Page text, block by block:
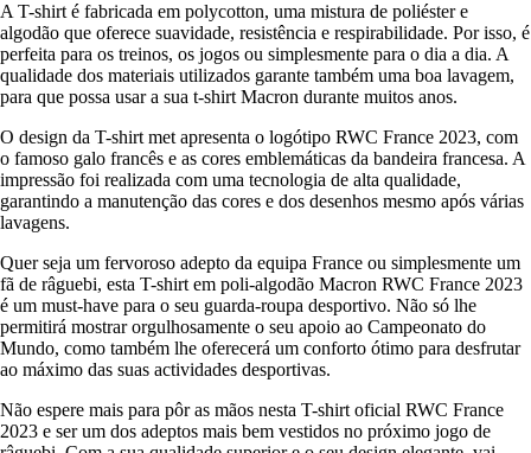
A T-shirt é fabricada em polycotton, uma mistura de poliéster e
algodão que oferece suavidade, resistência e respirabilidade. Por isso, é
perfeita para os treinos, os jogos ou simplesmente para o dia a dia. A
qualidade dos materiais utilizados garante também uma boa lavagem,
para que possa usar a sua t-shirt Macron durante muitos anos.
O design da T-shirt met apresenta o logótipo RWC France 2023, com
o famoso galo francês e as cores emblemáticas da bandeira francesa. A
impressão foi realizada com uma tecnologia de alta qualidade,
garantindo a manutenção das cores e dos desenhos mesmo após várias
lavagens.
Quer seja um fervoroso adepto da equipa France ou simplesmente um
fã de râguebi, esta T-shirt em poli-algodão Macron RWC France 2023
é um must-have para o seu guarda-roupa desportivo. Não só lhe
permitirá mostrar orgulhosamente o seu apoio ao Campeonato do
Mundo, como também lhe oferecerá um conforto ótimo para desfrutar
ao máximo das suas actividades desportivas.
Não espere mais para pôr as mãos nesta T-shirt oficial RWC France
2023 e ser um dos adeptos mais bem vestidos no próximo jogo de